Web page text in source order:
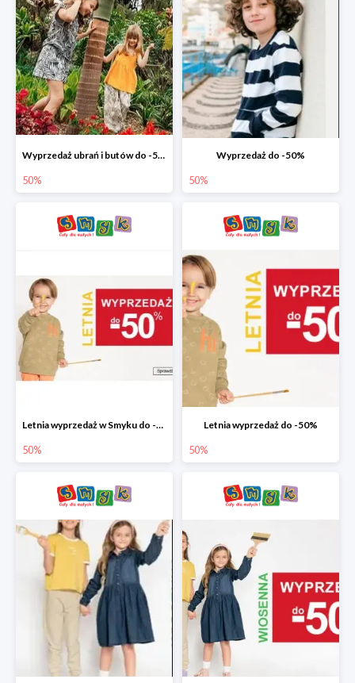
Wyprzedaż ubrań i butów do -50%
50%
Wyprzedaż do -50%
50%
Letnia wyprzedaż w Smyku do -50%
50%
Letnia wyprzedaż do -50%
50%